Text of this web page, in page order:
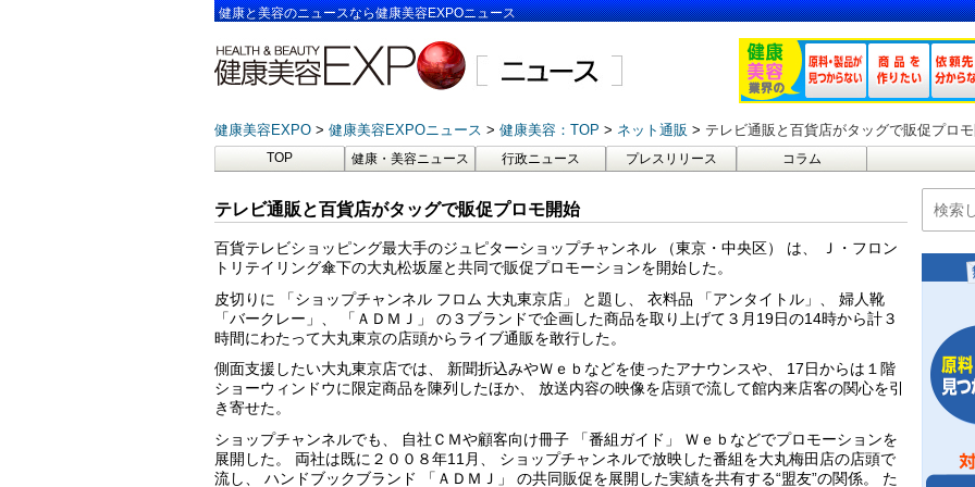
健康と美容のニュースなら健康美容EXPOニュース
健康美容EXPO 健康美容EXPOニュース 健康美容：TOP ネット通販 テレビ通販と百貨店がタッグで販促プロ
TOP 健康・美容ニュース 行政ニュース プレスリリース コラム
テレビ通販と百貨店がタッグで販促プロモ開始
百貨テレビショッピング最大手のジュピターショップチャンネル （東京・中央区） は、 Ｊ・フロン
トリテイリング傘下の大丸松坂屋と共同で販促プロモーションを開始した。
皮切りに 「ショップチャンネル フロム 大丸東京店」 と題し、 衣料品 「アンタイトル」、 婦人靴
「バークレー」、 「ＡＤＭＪ」 の３ブランドで企画した商品を取り上げて３月19日の14時から計３
時間にわたって大丸東京の店頭からライブ通販を敢行した。
側面支援したい大丸東京店では、 新聞折込みやＷｅｂなどを使ったアナウンスや、 17日からは１階
ショーウィンドウに限定商品を陳列したほか、 放送内容の映像を店頭で流して館内来店客の関心を引
き寄せた。
ショップチャンネルでも、 自社ＣＭや顧客向け冊子 「番組ガイド」 Ｗｅｂなどでプロモーションを
展開した。 両社は既に２００８年11月、 ショップチャンネルで放映した番組を大丸梅田店の店頭で
流し、 ハンドブックブランド 「ＡＤＭＪ」 の共同販促を展開した実績を共有する“盟友”の関係。 た